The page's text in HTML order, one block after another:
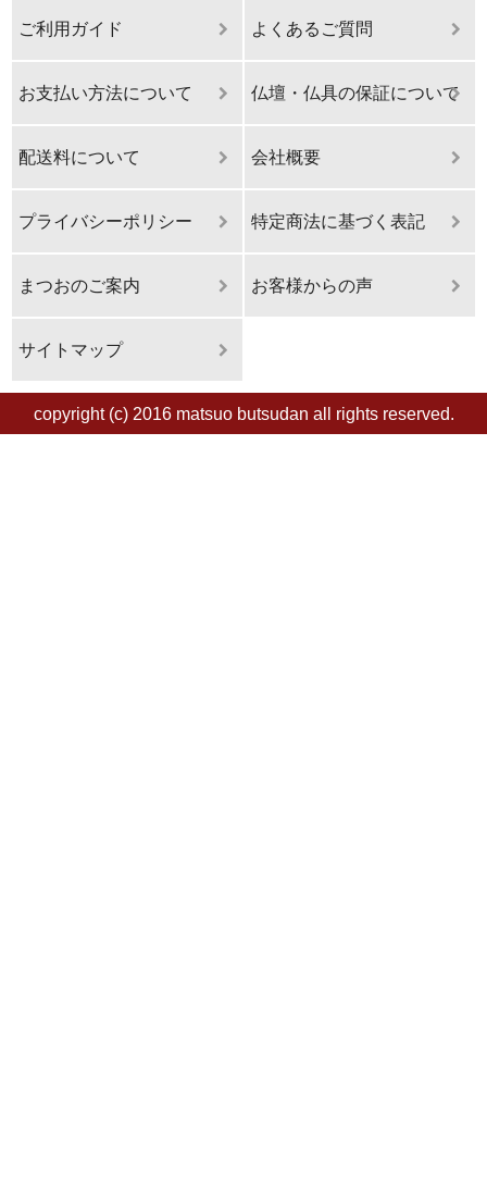
ご利用ガイド よくあるご質問
お支払い方法について 仏壇・仏具の保証について
配送料について 会社概要
プライバシーポリシー 特定商法に基づく表記
まつおのご案内 お客様からの声
サイトマップ
copyright (c) 2016 matsuo butsudan all rights reserved.